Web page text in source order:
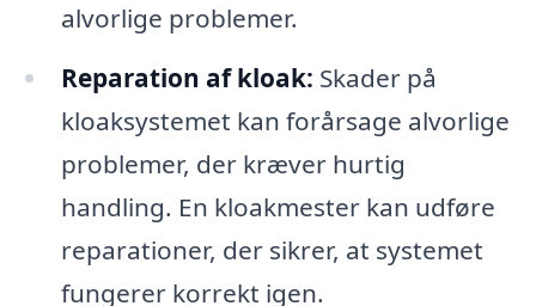
alvorlige problemer.
Reparation af kloak: Skader på
kloaksystemet kan forårsage alvorlige
problemer, der kræver hurtig
handling. En kloakmester kan udføre
reparationer, der sikrer, at systemet
fungerer korrekt igen.